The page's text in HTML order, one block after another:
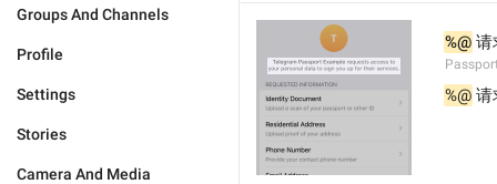
Groups And Channels
Profile
Settings
Stories
Camera And Media
%@ 请
%@ 请